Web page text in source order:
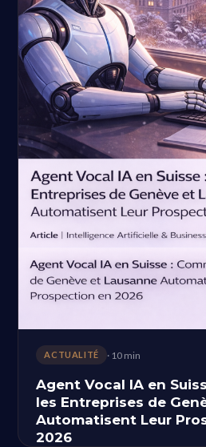
ACTUALITÉ · 10 min
Agent Vocal IA en
les Entreprises de
Automatisent Leur
2026